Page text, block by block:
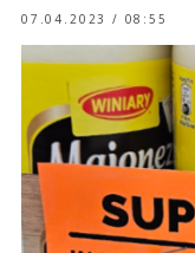
07.04.2023 / 08:55